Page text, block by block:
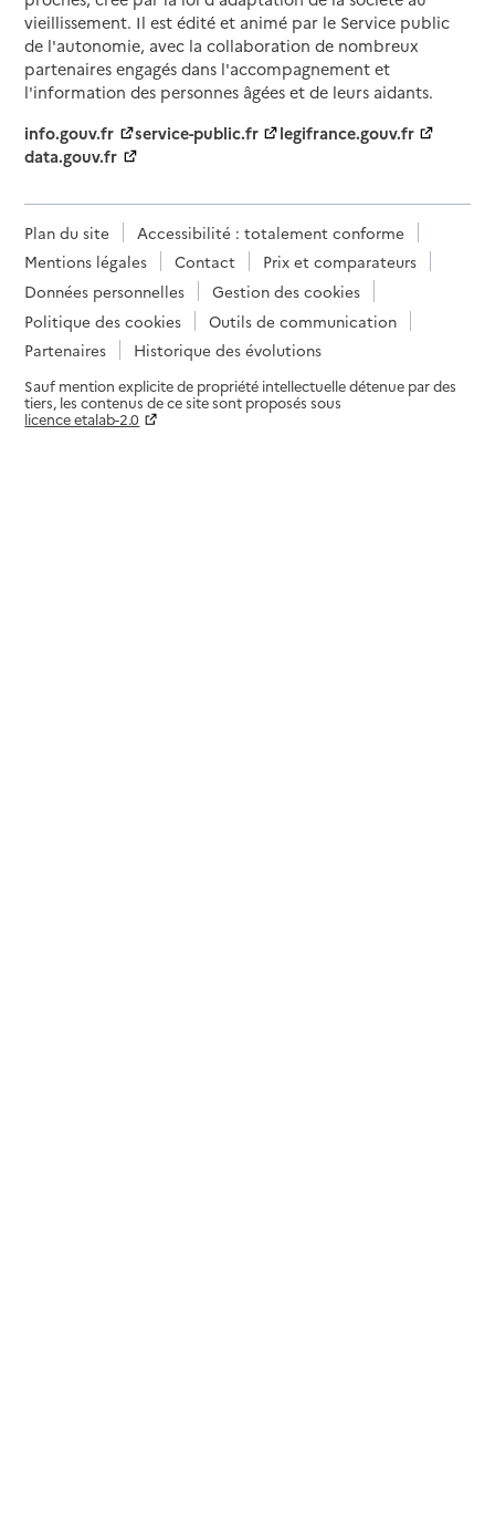
vieillissement. Il est édité et animé par le Service public
de l'autonomie, avec la collaboration de nombreux
partenaires engagés dans l'accompagnement et
l'information des personnes âgées et de leurs aidants.
info.gouv.fr
service-public.fr
legifrance.gouv.fr
data.gouv.fr
Plan du site
Accessibilité : totalement conforme
Mentions légales
Contact
Prix et comparateurs
Données personnelles
Gestion des cookies
Politique des cookies
Outils de communication
Partenaires
Historique des évolutions
Sauf mention explicite de propriété intellectuelle détenue par des
tiers, les contenus de ce site sont proposés sous
licence etalab-2.0